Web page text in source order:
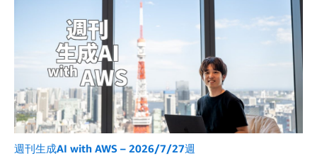
週刊生成AI with AWS – 2026/7/27週